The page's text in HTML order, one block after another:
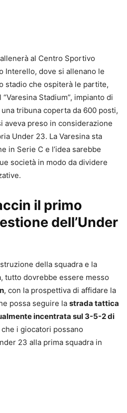
al Centro Sportivo
Interello, dove si allenano le
stadio che ospiterà le partite,
Stadium”, impianto di
tribuna coperta da 600 posti,
aveva preso in considerazione
Under 23. La Varesina sta
in Serie C e l’idea sarebbe
società in modo da dividere
il primo
dell’Under
della squadra e la
tutto dovrebbe essere messo
, con la prospettiva di affidare la
possa seguire la strada tattica
incentrata sul 3-5-2 di
i giocatori possano
23 alla prima squadra in